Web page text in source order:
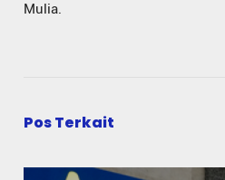
Mulia.
Pos Terkait